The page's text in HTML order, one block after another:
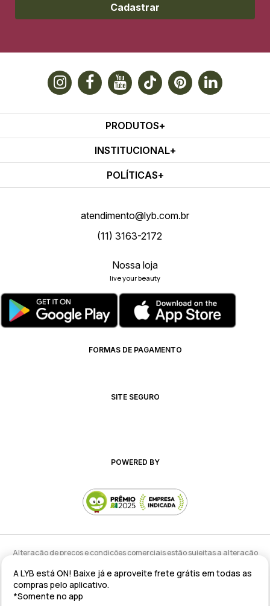
Cadastrar
PRODUTOS
INSTITUCIONAL
POLÍTICAS
atendimento@lyb.com.br
(11) 3163-2172
Nossa loja
live your beauty
FORMAS DE PAGAMENTO
SITE SEGURO
POWERED BY
Alteração de preços e condições comerciais estão sujeitas a alteração
lyb @ 2025 - Av. Talma Rodrigues Ribeiro, 147 - Galpão 02 MOD
A/B/C/D/E, Sala 09 Serra - ES CEP: 29173-795 - CNPJ: 43.008.535/0001-11
A LYB está ON! Baixe já e aproveite frete grátis em todas as
compras pelo aplicativo.
*Somente no app